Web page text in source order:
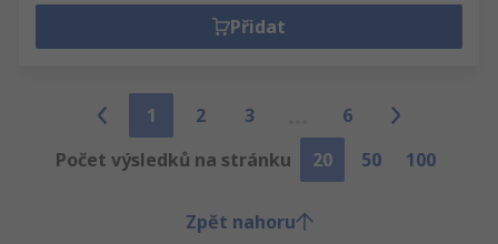
Přidat
1 2 3
6
Počet výsledků na stránku
20 50 100
Zpět nahoru